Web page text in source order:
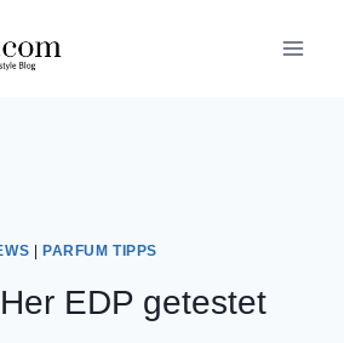
PARFUM TIPPS
EDP getestet